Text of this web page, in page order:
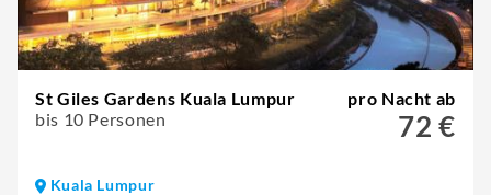
St Giles Gardens Kuala Lumpur
bis 10 Personen
pro Nacht ab
72 €
Kuala Lumpur